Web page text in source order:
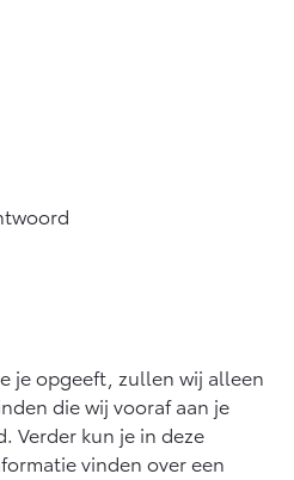
je opgeeft, zullen wij alleen
die wij vooraf aan je
Verder kun je in deze
vinden over een